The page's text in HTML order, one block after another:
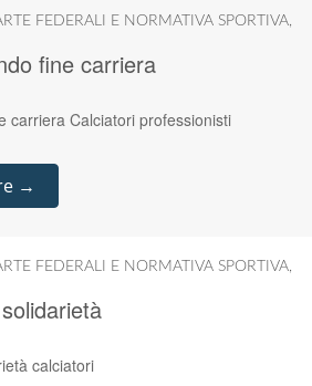
FEDERALI E NORMATIVA SPORTIVA,
fine carriera
carriera Calciatori professionisti
→
FEDERALI E NORMATIVA SPORTIVA,
calciatori